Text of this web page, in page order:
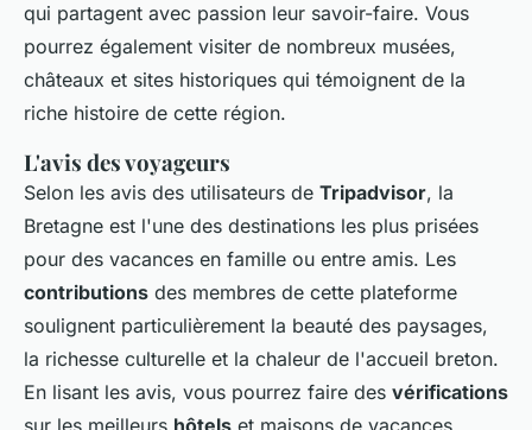
qui partagent avec passion leur savoir-faire. Vous
pourrez également visiter de nombreux musées,
châteaux et sites historiques qui témoignent de la
riche histoire de cette région.
L'avis des voyageurs
Selon les avis des utilisateurs de Tripadvisor, la
Bretagne est l'une des destinations les plus prisées
pour des vacances en famille ou entre amis. Les
contributions des membres de cette plateforme
soulignent particulièrement la beauté des paysages,
la richesse culturelle et la chaleur de l'accueil breton.
En lisant les avis, vous pourrez faire des vérifications
sur les meilleurs hôtels et maisons de vacances